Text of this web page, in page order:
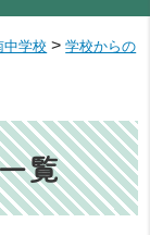
中学校 >学校からの
覧